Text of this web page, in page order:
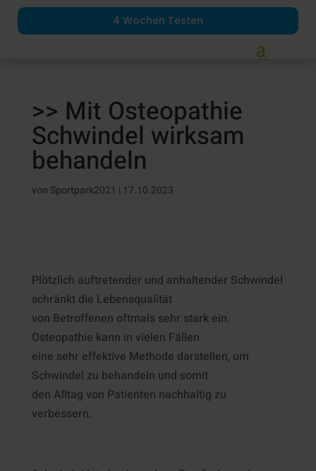
4 Wochen Testen
>> Mit Osteopathie
Schwindel wirksam
behandeln
von Sportpark2021 | 17.10.2023
Plötzlich auftretender und anhaltender Schwindel
schränkt die Lebensqualität
von Betroffenen oftmals sehr stark ein.
Osteopathie kann in vielen Fällen
eine sehr effektive Methode darstellen, um
Schwindel zu behandeln und somit
den Alltag von Patienten nachhaltig zu
verbessern.